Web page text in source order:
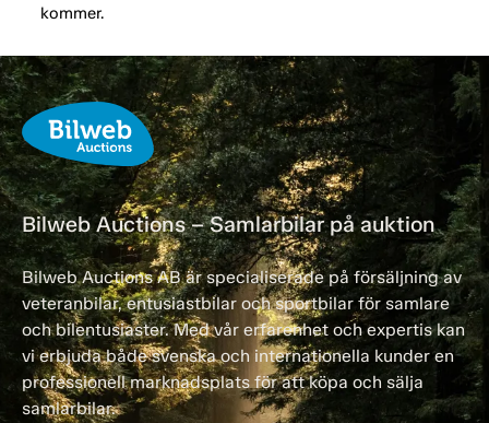
kommer.
Bilweb Auctions – Samlarbilar på auktion
Bilweb Auctions AB är specialiserade på försäljning av
veteranbilar, entusiastbilar och sportbilar för samlare
och bilentusiaster. Med vår erfarenhet och expertis kan
vi erbjuda både svenska och internationella kunder en
professionell marknadsplats för att köpa och sälja
samlarbilar.